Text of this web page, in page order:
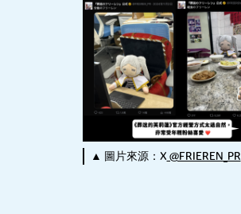
▲ 圖片來源：X @FRIEREN_PR